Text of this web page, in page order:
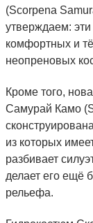
(Scorpena
утверждаем:
комфортных и
неопреновых
Кроме того,
Самурай Камо
из которых
разбивает
делает его ещё
рельефа.